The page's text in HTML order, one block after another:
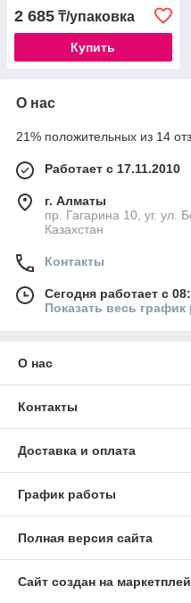
2 685 ₸/упаковка
Купить
О нас
21% положительных из 14
Работает с 17.11.2010
г. Алматы
пр. Гагарина 10, уг. ул.
Казахстан
Контакты
Сегодня работает с
Показать весь
О нас
Контакты
Доставка и оплата
График работы
Полная версия сайта
Сайт создан на